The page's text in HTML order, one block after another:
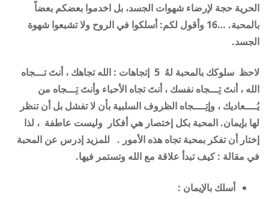
الحرية حجة لإرضاء شهوات الجسد، بل اخدموا بعضكم بعضاً
بالمحبة. …16 وأقول لكم: أسلكوا في الروح ولا تشبعوا شهوة
الجسد.
لاحظ سلوكك بالمحبة لهُ 5 إتجاهات : الله تجاهك ، أنتَ تـــجاه
الله ، أنتَ تِـــجاه نفسك ، أنتَ تجاه الأحباء وأنتَ تِـــجاه من
يُــــعاديك ، وإتِــــجاه الظروف السلبية بأن لا تفشل بل أن تنظر
لها بإيمان. المحبة بكل إختصار هي أفكار وليست عاطفة ، لذا
إختار أن تفكر بمحبة تجاه هذه الأمور . للمزيد إدرس عن المحبة
في مقالة :كيف تبدأ علاقة مع الله وتستمر فيها.
أسلك بالإيمان :